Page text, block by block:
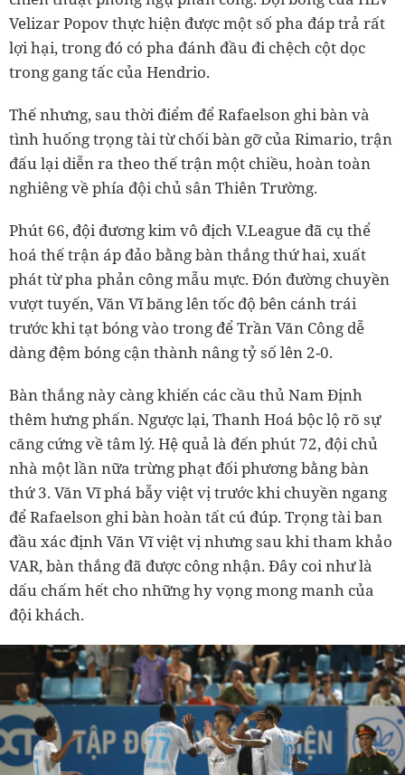
Velizar Popov thực hiện được một số pha đáp trả rất
lợi hại, trong đó có pha đánh đầu đi chệch cột dọc
trong gang tấc của Hendrio.
Thế nhưng, sau thời điểm để Rafaelson ghi bàn và
tình huống trọng tài từ chối bàn gỡ của Rimario, trận
đấu lại diễn ra theo thế trận một chiều, hoàn toàn
nghiêng về phía đội chủ sân Thiên Trường.
Phút 66, đội đương kim vô địch V.League đã cụ thể
hoá thế trận áp đảo bằng bàn thắng thứ hai, xuất
phát từ pha phản công mẫu mực. Đón đường chuyền
vượt tuyến, Văn Vĩ băng lên tốc độ bên cánh trái
trước khi tạt bóng vào trong để Trần Văn Công dễ
dàng đệm bóng cận thành nâng tỷ số lên 2-0.
Bàn thắng này càng khiến các cầu thủ Nam Định
thêm hưng phấn. Ngược lại, Thanh Hoá bộc lộ rõ sự
căng cứng về tâm lý. Hệ quả là đến phút 72, đội chủ
nhà một lần nữa trừng phạt đối phương bằng bàn
thứ 3. Văn Vĩ phá bẫy việt vị trước khi chuyền ngang
để Rafaelson ghi bàn hoàn tất cú đúp. Trọng tài ban
đầu xác định Văn Vĩ việt vị nhưng sau khi tham khảo
VAR, bàn thắng đã được công nhận. Đây coi như là
dấu chấm hết cho những hy vọng mong manh của
đội khách.